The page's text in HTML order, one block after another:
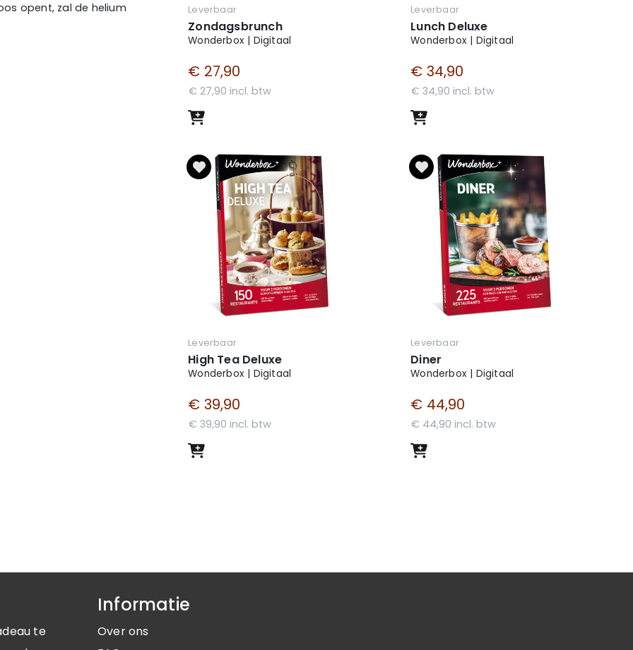
opent, zal de helium
Leverbaar
Zondagsbrunch
Wonderbox | Digitaal
€ 27,90
€ 27,90 incl. btw
Leverbaar
Lunch Deluxe
Wonderbox | Digitaal
€ 34,90
€ 34,90 incl. btw
Leverbaar
High Tea Deluxe
Wonderbox | Digitaal
€ 39,90
€ 39,90 incl. btw
Leverbaar
Diner
Wonderbox | Digitaal
€ 44,90
€ 44,90 incl. btw
te
Informatie
Over ons